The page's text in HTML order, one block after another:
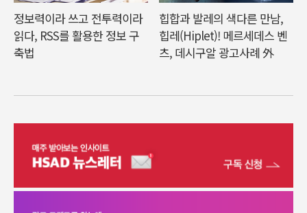
정보력이라 쓰고 전투력이라
읽다, RSS를 활용한 정보 구
축법
힙합과 발레의 색다른 만남,
힙레(Hiplet)! 메르세데스 벤
츠, 데시구알 광고사례 外